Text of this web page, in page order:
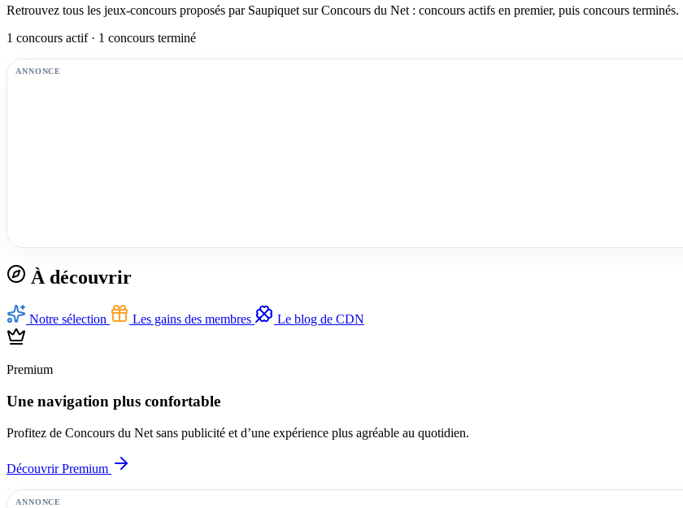
Retrouvez tous les jeux-concours proposés par Saupiquet sur Concours du Net : concours actifs en premier, puis concours terminés.
1 concours actif · 1 concours terminé
ANNONCE
À découvrir
Notre sélection Les gains des membres Le blog de CDN
Premium
Une navigation plus confortable
Profitez de Concours du Net sans publicité et d’une expérience plus agréable au quotidien.
Découvrir Premium
ANNONCE